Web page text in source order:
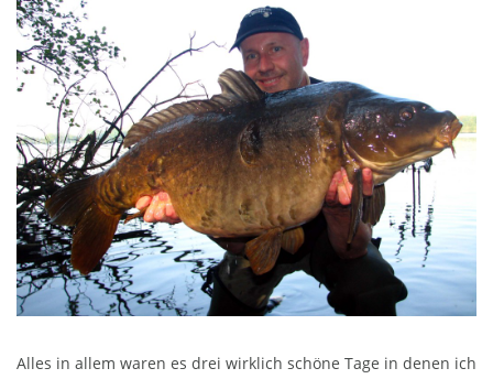
Alles in allem waren es drei wirklich schöne Tage in denen ich